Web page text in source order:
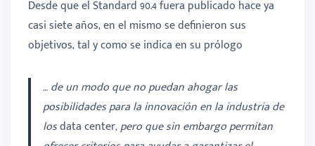
Desde que el Standard 90.4 fuera publicado hace ya
casi siete años, en el mismo se definieron sus
objetivos, tal y como se indica en su prólogo
… de un modo que no puedan ahogar las
posibilidades para la innovación en la industria de
losdata center, pero que sin embargo permitan